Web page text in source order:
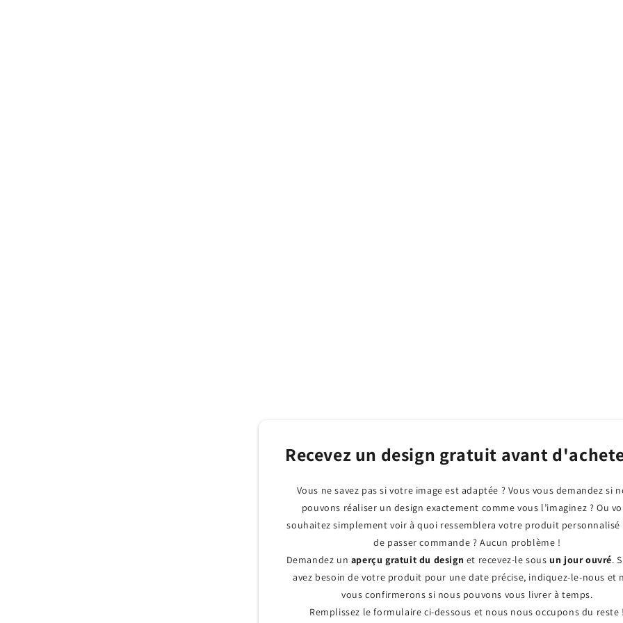
Recevez un design gratuit avant
Vous ne savez pas si votre image est adaptée ? Vous vous demandez si
pouvons réaliser un design exactement comme vous l’imaginez ? Ou
souhaitez simplement voir à quoi ressemblera votre produit personnalisé
de passer commande ? Aucun problème !
Demandez un aperçu gratuit du design et recevez-le sousun jour ouvré.
avez besoin de votre produit pour une date précise, indiquez-le-nous et
vous confirmerons si nous pouvons vous livrer à temps.
Remplissez le formulaire ci-dessous et nous nous occupons du reste !